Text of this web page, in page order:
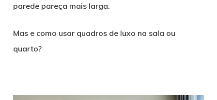
parede pareça mais larga.
Mas e como usar quadros de luxo na sala ou
quarto?